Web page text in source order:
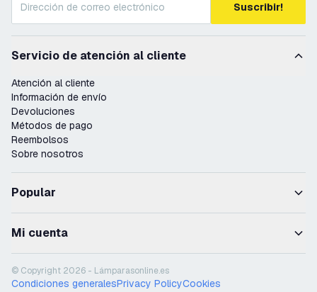
Suscribir!
Servicio de atención al cliente
Atención al cliente
Información de envío
Devoluciones
Métodos de pago
Reembolsos
Sobre nosotros
Popular
Mi cuenta
© Copyright 2026 - Lámparasonline.es
Condiciones generalesPrivacy PolicyCookies